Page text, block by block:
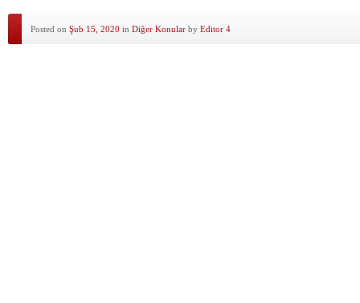
Posted on Şub 15, 2020 in Diğer Konular by Editor 4